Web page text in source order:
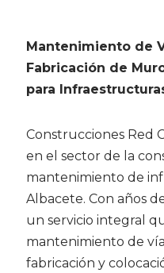
Mantenimiento de
Fabricación de
para
Construcciones Red
en el sector de la
mantenimiento de
Albacete. Con años
un servicio integral
mantenimiento de
fabricación y